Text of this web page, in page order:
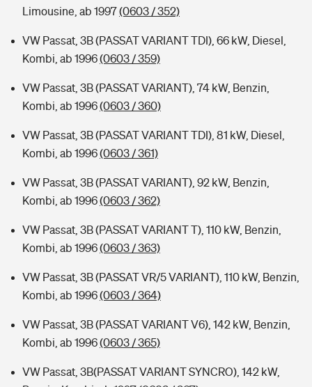
Limousine, ab 1997(0603 / 352)
VW Passat, 3B (PASSAT VARIANT TDI), 66 kW, Diesel,
Kombi, ab 1996(0603 / 359)
VW Passat, 3B (PASSAT VARIANT), 74 kW, Benzin,
Kombi, ab 1996(0603 / 360)
VW Passat, 3B (PASSAT VARIANT TDI), 81 kW, Diesel,
Kombi, ab 1996(0603 / 361)
VW Passat, 3B (PASSAT VARIANT), 92 kW, Benzin,
Kombi, ab 1996(0603 / 362)
VW Passat, 3B (PASSAT VARIANT T), 110 kW, Benzin,
Kombi, ab 1996(0603 / 363)
VW Passat, 3B (PASSAT VR/5 VARIANT), 110 kW, Benzin,
Kombi, ab 1996(0603 / 364)
VW Passat, 3B (PASSAT VARIANT V6), 142 kW, Benzin,
Kombi, ab 1996(0603 / 365)
VW Passat, 3B(PASSAT VARIANT SYNCRO), 142 kW,